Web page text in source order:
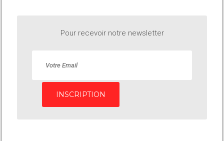
Pour recevoir notre newsletter
INSCRIPTION